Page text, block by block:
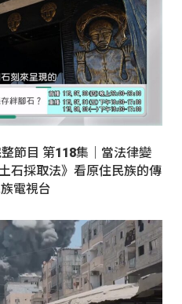
節目 第118集｜當法律變
石採取法》看原住民族的傳
電視台